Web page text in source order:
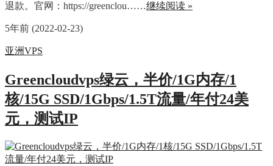
退款。官网：https://greenclou……继续阅读 »
5年前 (2022-02-23)
亚洲VPS
Greencloudvps绿云，半价/1G内存/1
核/15G SSD/1Gbps/1.5T流量/年付24美
元，测试IP